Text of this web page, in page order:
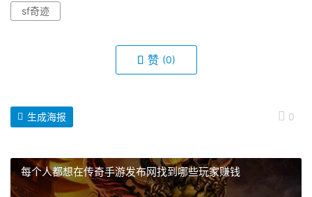
sf奇迹
赞 (0)
0
生成海报
每个人都想在传奇手游发布网找到哪些玩家赚钱